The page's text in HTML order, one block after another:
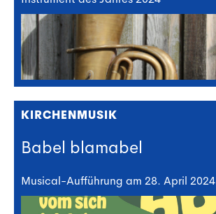
KIRCHENMUSIK
Babel blamabel
Musical-Aufführung am 28. April 2024